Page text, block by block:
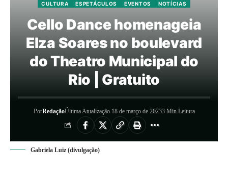
CULTURA ESPETÁCULOS EVENTOS NOTÍCIAS
Cello Dance homenageia
Elza Soares no boulevard
do Theatro Municipal do
Rio | Gratuito
PorRedaçãoÚltima Atualização 18 de março de 20233 Min Leitura
Gabriela Luiz (divulgação)